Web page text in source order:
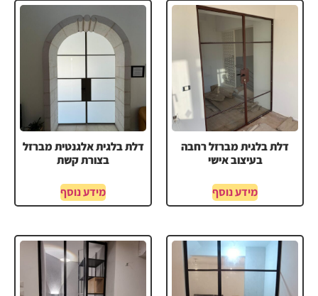
דלת בלגית מברזל רחבה
בעיצוב אישי
מידע נוסף
דלת בלגית אלגנטית מברזל
בצורת קשת
מידע נוסף